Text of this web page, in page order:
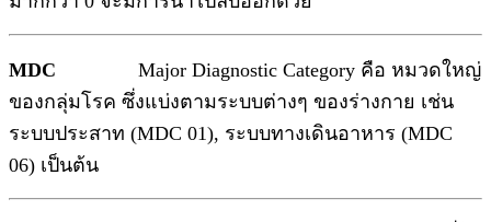
MDC Major Diagnostic Category คือ หมวดใหญ่
ของกลุ่มโรค ซึ่งแบ่งตามระบบต่างๆ ของร่างกาย เช่น
ระบบประสาท (MDC 01), ระบบทางเดินอาหาร (MDC
06) เป็นต้น